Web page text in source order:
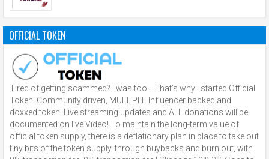
OFFICIAL TOKEN
Tired of getting scammed? I was too… That’s why I started Official
Token. Community driven, MULTIPLE Influencer backed and
doxxed token! Live streaming updates and ALL donations will be
documented on live Video! To maintain the long-term value of
official token supply, there is a deflationary plan in place to take out
tiny bits of the token supply, through buybacks and burn out, with